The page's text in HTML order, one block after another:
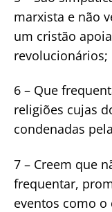
marxista e não
um cristão
revolucionários;
6 – Que
religiões cujas
condenadas
7 – Creem que
frequentar,
eventos como o